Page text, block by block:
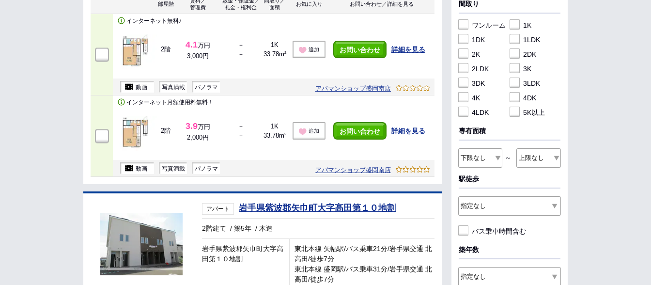
部屋階
管理費
礼金・権利金
面積
お気に入り お問い合わせ／詳細を見る
インターネット無料♪
2階 4.1万円
3,000円
－
－
1K
33.78m²
追加 お問い合わせ 詳細を見る
動画 写真満載 パノラマ アパマンショップ盛岡南店
インターネット月額使用料無料！
2階 3.9万円
2,000円
－
－
1K
33.78m²
追加 お問い合わせ 詳細を見る
動画 写真満載 パノラマ アパマンショップ盛岡南店
アパート 岩手県紫波郡矢巾町大字高田第１０地割
2階建て /築5年 / 木造
岩手県紫波郡矢巾町大字高
田第１０地割
東北本線 矢幅駅/バス乗車21分/岩手県交通 北
高田/徒歩7分
東北本線 盛岡駅/バス乗車31分/岩手県交通 北
高田/徒歩7分
間取り
ワンルーム
1K
1DK
1LDK
2K
2DK
2LDK
3K
3DK
3LDK
4K
4DK
4LDK
5K以上
専有面積
～
駅徒歩
バス乗車時間含む
築年数